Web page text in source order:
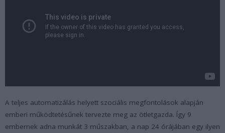
A teljes automatizálás helyett szociális megfontolások alapján
emberi működtetésűnek tervezte meg az ötletgazda. Így 9
embernek adna munkát 3 műszakban, a nap 24 órájában egy ilyen